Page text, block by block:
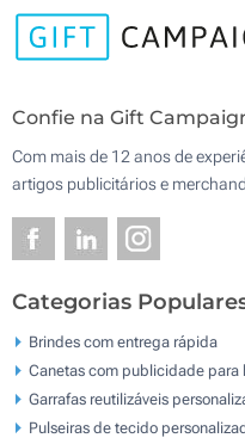
Confie na Gift
Com mais de 12 anos de
artigos publicitários e
Categorias
Brindes com entrega rápida
Canetas com publicidade para
Garrafas reutilizáveis
Pulseiras de tecido